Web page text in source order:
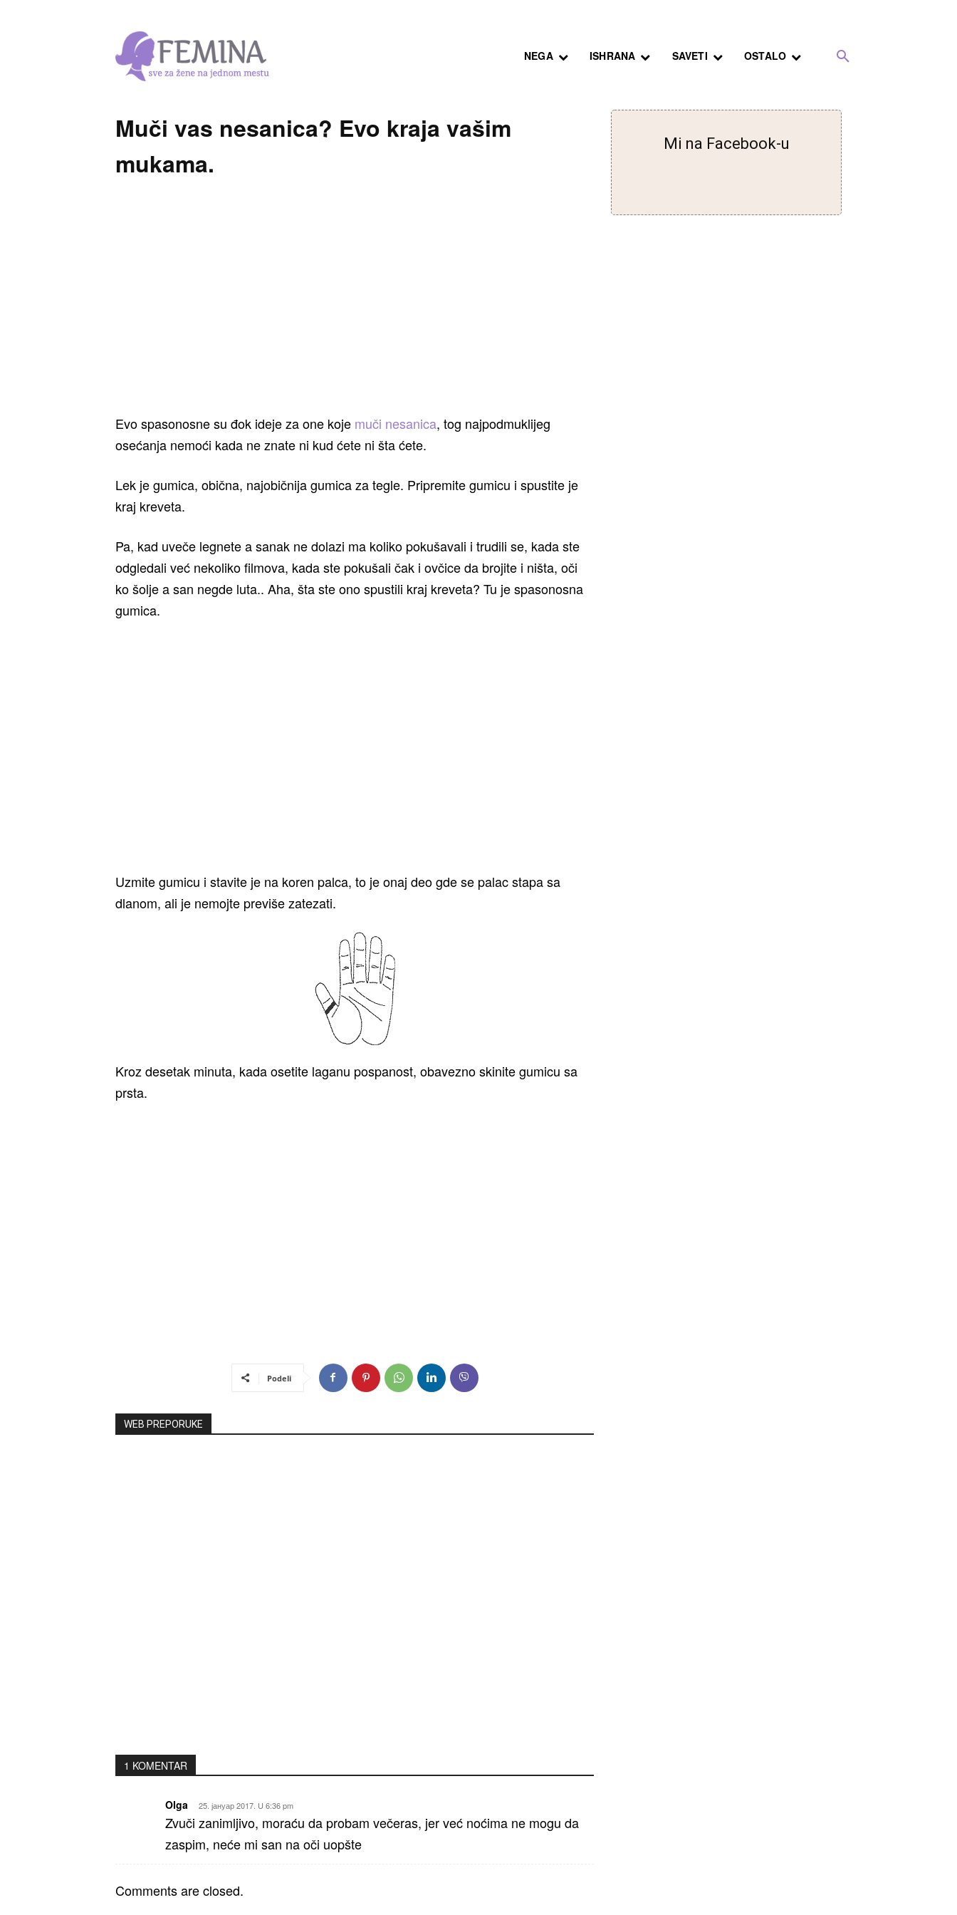
NEGA ISHRANA SAVETI OSTALO
Muči vas nesanica? Evo kraja vašim
mukama.
Evo spasonosne su đok ideje za one koje muči nesanica, tog najpodmuklijeg
osećanja nemoći kada ne znate ni kud ćete ni šta ćete.
Lek je gumica, obična, najobičnija gumica za tegle. Pripremite gumicu i spustite je
kraj kreveta.
Pa, kad uveče legnete a sanak ne dolazi ma koliko pokušavali i trudili se, kada ste
odgledali već nekoliko filmova, kada ste pokušali čak i ovčice da brojite i ništa, oči
ko šolje a san negde luta.. Aha, šta ste ono spustili kraj kreveta? Tu je spasonosna
gumica.
Uzmite gumicu i stavite je na koren palca, to je onaj deo gde se palac stapa sa
dlanom, ali je nemojte previše zatezati.
Kroz desetak minuta, kada osetite laganu pospanost, obavezno skinite gumicu sa
prsta.
Podeli
WEB PREPORUKE
1 KOMENTAR
Olga 25. јануар 2017. U 6:36 pm
Zvuči zanimljivo, moraću da probam večeras, jer već noćima ne mogu da
zaspim, neće mi san na oči uopšte
Comments are closed.
Mi na Facebook-u